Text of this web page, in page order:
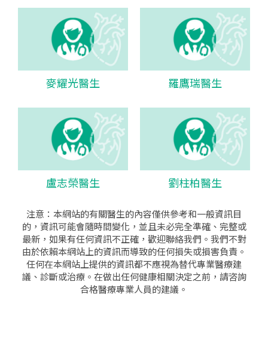
麥耀光醫生 羅鷹瑞醫生
盧志榮醫生 劉柱柏醫生
注意：本網站的有關醫生的內容僅供參考和一般資訊目
的，資訊可能會隨時間變化，並且未必完全準確、完整或
最新，如果有任何資訊不正確，歡迎聯絡我們。我們不對
由於依賴本網站上的資訊而導致的任何損失或損害負責。
任何在本網站上提供的資訊都不應視為替代專業醫療建
議、診斷或治療。在做出任何健康相關決定之前，請咨詢
合格醫療專業人員的建議。